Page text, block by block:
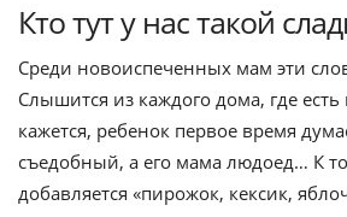
Кто тут у нас такой
Среди новоиспеченных мам эти
Слышится из каждого дома, где
кажется, ребенок первое время
съедобный, а его мама людоед… К
добавляется «пирожок, кексик,